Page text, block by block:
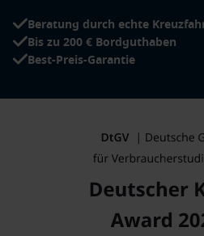
Beratung durch echte
Bis zu 200 € Bordguthaben
Best-Preis-Garantie